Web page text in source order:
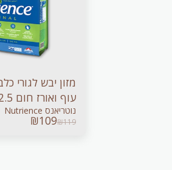
מזון יבש לגורי
עוף ואורז חום 2.5 ק"ג
נוטריאנס Nutrience
₪119
₪109